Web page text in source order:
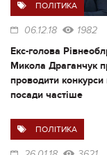
ПОЛІТИКА
06.12.18 1982
Екс-голова
Микола Драганчук
проводити конкурси
посади частіше
ПОЛІТИКА